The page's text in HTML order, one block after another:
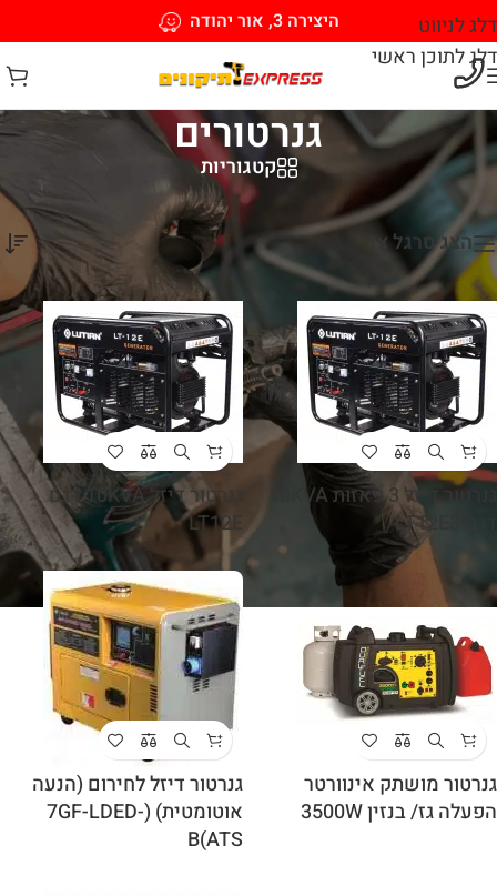
דלג לניווט
דלג לתוכן ראשי
היצירה 3, אור יהודה
גנרטורים
קטגוריות
עמוד הבית/גנרטורים מציג 1–12 מתוך 98 תוצאות
הצג סרגל צד
גנרטור דיזל 3 פאזות 10KVA
גנרטור דיזל 10KVA דגם
LT12E
גנרטור מושתק אינוורטר
הפעלה גז/ בנזין 3500W
גנרטור דיזל לחירום (הנעה
אוטומטית) (7GF-LDED-
B(ATS